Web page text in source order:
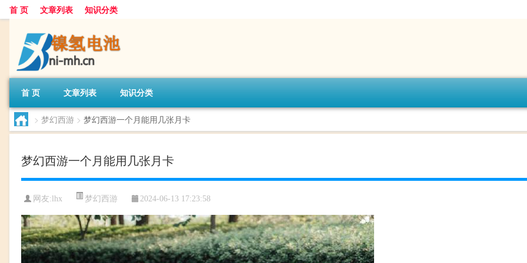
首 页 文章列表 知识分类
首 页 文章列表 知识分类
> 梦幻西游 > 梦幻西游一个月能用几张月卡
梦幻西游一个月能用几张月卡
网友:lhx 梦幻西游 2024-06-13 17:23:58